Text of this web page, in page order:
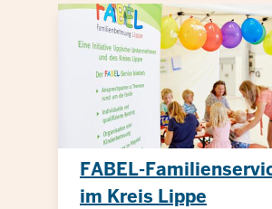
FABEL-
im Kreis Lippe